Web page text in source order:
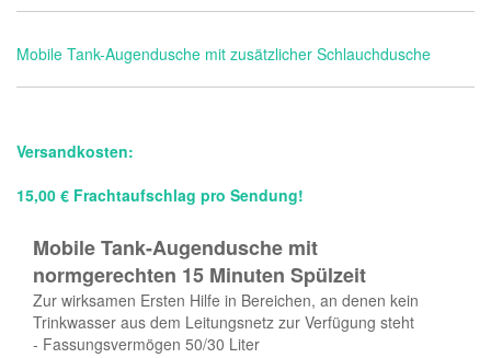
Mobile Tank-Augendusche mit zusätzlicher Schlauchdusche
Versandkosten:
15,00 € Frachtaufschlag pro Sendung!
Mobile Tank-Augendusche mit
normgerechten 15 Minuten Spülzeit
Zur wirksamen Ersten Hilfe in Bereichen, an denen kein
Trinkwasser aus dem Leitungsnetz zur Verfügung steht
- Fassungsvermögen 50/30 Liter